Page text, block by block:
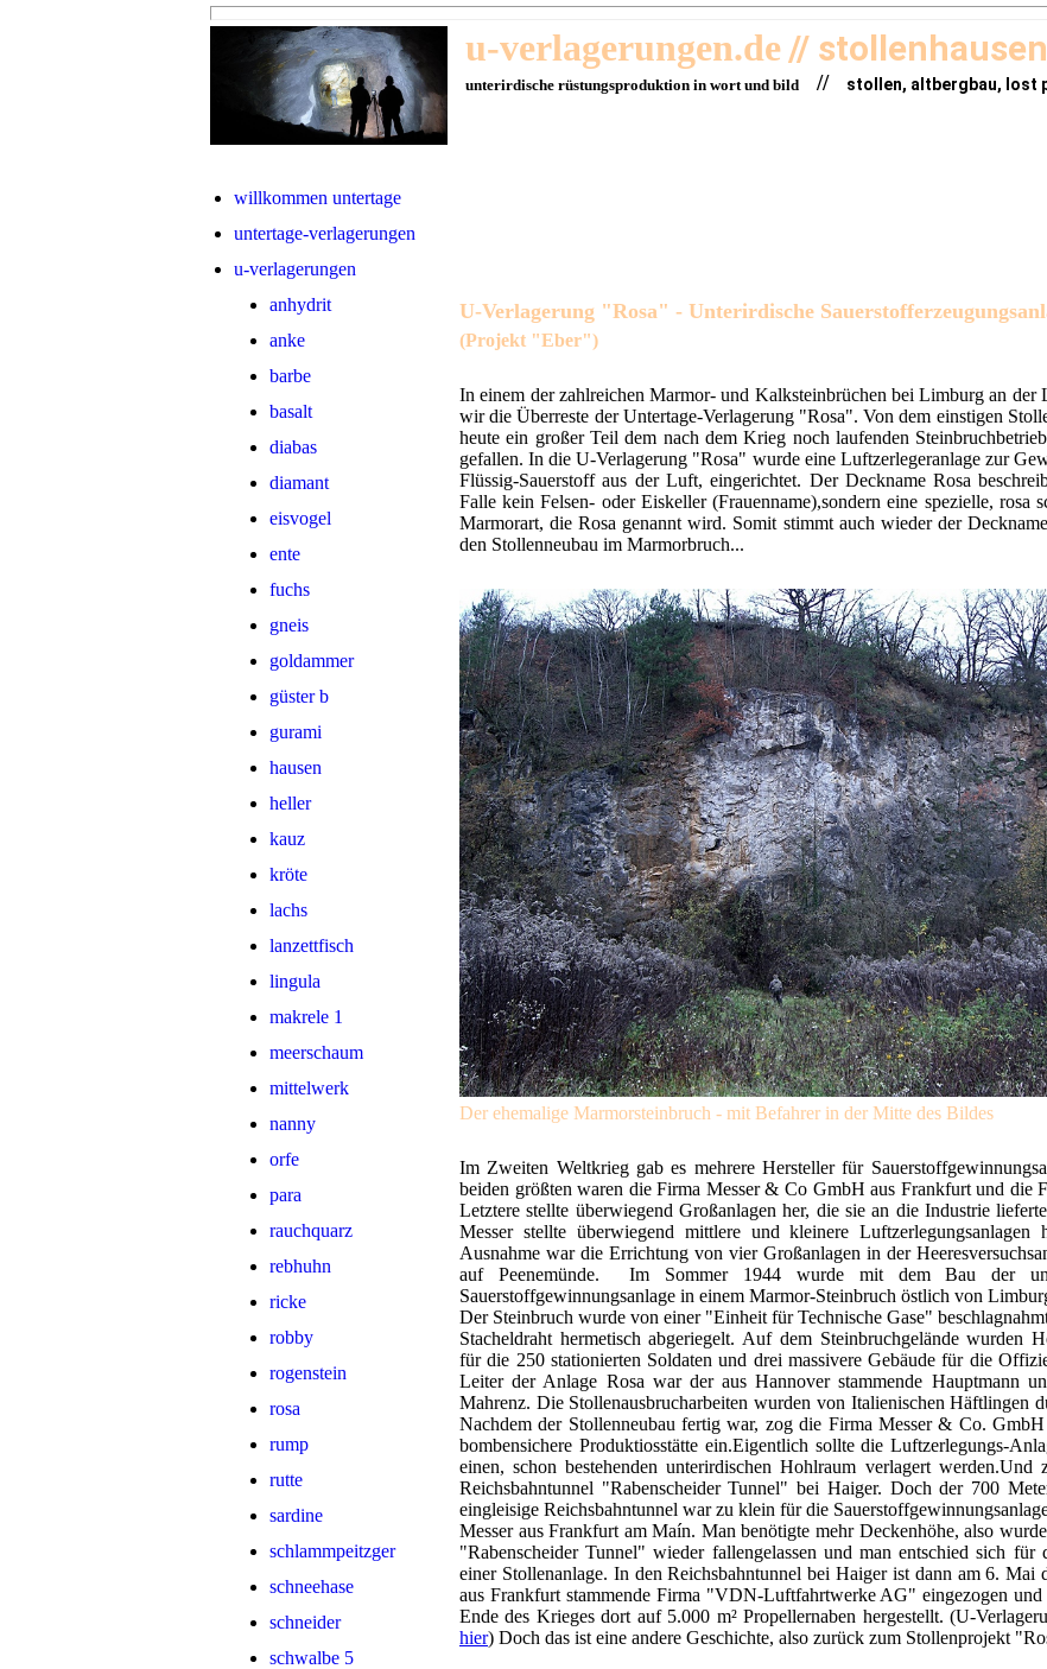
u-verlagerungen.de//
unterirdische rüstungsproduktion in wort und bild // stollen, altbergbau, lost
willkommen untertage
untertage-verlagerungen
u-verlagerungen
anhydrit
anke
barbe
basalt
diabas
diamant
eisvogel
ente
fuchs
gneis
goldammer
güster b
gurami
hausen
heller
kauz
kröte
lachs
lanzettfisch
lingula
makrele 1
meerschaum
mittelwerk
nanny
orfe
para
rauchquarz
rebhuhn
ricke
robby
rogenstein
rosa
rump
rutte
sardine
schlammpeitzger
schneehase
schneider
schwalbe 5
U-Verlagerung "Rosa" - Unterirdische
(Projekt "Eber")
In einem der zahlreichen Marmor- und Kalksteinbrüchen bei Limburg an der
wir die Überreste der Untertage-Verlagerung "Rosa". Von dem einstigen
heute ein großer Teil dem nach dem Krieg noch laufenden
gefallen. In die U-Verlagerung "Rosa" wurde eine Luftzerlegeranlage zur
Flüssig-Sauerstoff aus der Luft, eingerichtet. Der Deckname Rosa
Falle kein Felsen- oder Eiskeller (Frauenname),sondern eine spezielle, rosa
Marmorart, die Rosa genannt wird. Somit stimmt auch wieder der
den Stollenneubau im Marmorbruch...
Der ehemalige Marmorsteinbruch - mit Befahrer in der Mitte des Bildes
Im Zweiten Weltkrieg gab es mehrere Hersteller für
beiden größten waren die Firma Messer & Co GmbH aus Frankfurt und die
Letztere stellte überwiegend Großanlagen her, die sie an die Industrie
Messer stellte überwiegend mittlere und kleinere Luftzerlegungsanlagen
Ausnahme war die Errichtung von vier Großanlagen in der
auf Peenemünde. Im Sommer 1944 wurde mit dem Bau der
Sauerstoffgewinnungsanlage in einem Marmor-Steinbruch östlich von
Der Steinbruch wurde von einer "Einheit für Technische Gase"
Stacheldraht hermetisch abgeriegelt. Auf dem Steinbruchgelände wurden
für die 250 stationierten Soldaten und drei massivere Gebäude für die
Leiter der Anlage Rosa war der aus Hannover stammende Hauptmann
Mahrenz. Die Stollenausbrucharbeiten wurden von Italienischen Häftlingen
Nachdem der Stollenneubau fertig war, zog die Firma Messer & Co.
bombensichere Produktiosstätte ein.Eigentlich sollte die Luftzerlegungs-
einen, schon bestehenden unterirdischen Hohlraum verlagert werden.Und
Reichsbahntunnel "Rabenscheider Tunnel" bei Haiger. Doch der 700
eingleisige Reichsbahntunnel war zu klein für die
Messer aus Frankfurt am Maín. Man benötigte mehr Deckenhöhe, also
"Rabenscheider Tunnel" wieder fallengelassen und man entschied sich für
einer Stollenanlage. In den Reichsbahntunnel bei Haiger ist dann am 6. Mai
aus Frankfurt stammende Firma "VDN-Luftfahrtwerke AG" eingezogen und
Ende des Krieges dort auf 5.000 m² Propellernaben hergestellt. (U-
hier) Doch das ist eine andere Geschichte, also zurück zum Stollenprojekt